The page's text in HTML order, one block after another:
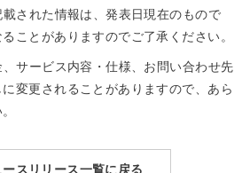
載された情報は、発表日現在のもので
ことがありますのでご了承ください。
、サービス内容・仕様、お問い合わせ先
変更されることがありますので、あら
ースリリース一覧に戻る